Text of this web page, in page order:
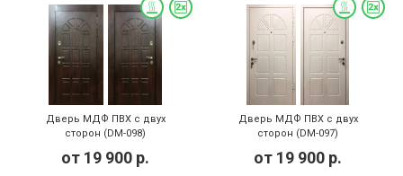
Дверь МДФ ПВХ с двух
сторон (DM-098)
от 19 900 р.
Дверь МДФ ПВХ с двух
сторон (DM-097)
от 19 900 р.